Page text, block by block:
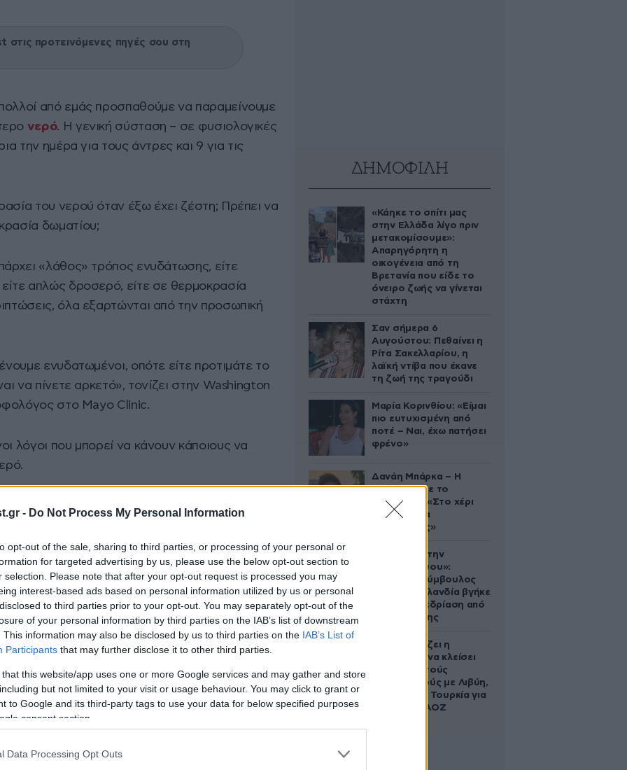
- Do Not Process My Personal Information
opt-out of the sale, sharing to third parties, or processing of your personal or
for targeted advertising by us, please use the below opt-out section to
selection. Please note that after your opt-out request is processed you may
interest-based ads based on personal information utilized by us or personal
to third parties prior to your opt-out. You may separately opt-out of the
of your personal information by third parties on the IAB’s list of downstream
This information may also be disclosed by us to third parties on the IAB’s List of
Participants that may further disclose it to other third parties.
that this website/app uses one or more Google services and may gather and store
but not limited to your visit or usage behaviour. You may click to grant or
to Google and its third-party tags to use your data for below specified purposes
consent section.
Data Processing Opt Outs
στις προτεινόμενες πηγές σου στη
από εμάς προσπαθούμε να παραμείνουμε
νερό. Η γενική σύσταση – σε φυσιολογικές
την ημέρα για τους άντρες και 9 για τις
του νερού όταν έξω έχει ζέστη; Πρέπει να
δωματίου;
«λάθος» τρόπος ενυδάτωσης, είτε
απλώς δροσερό, είτε σε θερμοκρασία
όλα εξαρτώνται από την προσωπική
ενυδατωμένοι, οπότε είτε προτιμάτε το
να πίνετε αρκετό», τονίζει στην Washington
στο Mayo Clinic.
λόγοι που μπορεί να κάνουν κάποιους να
τη θερμοκρασία του νερού;
έχει μελετήσει τη θερμοκρασία του
αναφέρει πως σε μελέτη με τη συμμετοχή
νερό κατά τη διάρκεια μιας ώρας άσκησης
του σώματός τους, σε σύγκριση με
δωματίου.
ΔΗΜΟΦΙΛΗ
«Κάηκε το σπίτι μας
στην Ελλάδα λίγο πριν
μετακομίσουμε»:
Απαρηγόρητη η
οικογένεια από τη
Βρετανία που είδε το
όνειρο ζωής να γίνεται
στάχτη
Σαν σήμερα 6
Αυγούστου: Πεθαίνει η
Ρίτα Σακελλαρίου, η
λαϊκή ντίβα που έκανε
τη ζωή της τραγούδι
Μαρία Κορινθίου: «Είμαι
πιο ευτυχισμένη από
ποτέ – Ναι, έχω πατήσει
φρένο»
Δανάη Μπάρκα – Η
ανάρτηση με το
σάντουιτς: «Στο χέρι
σου είναι να
αδυνατίσεις»
«Βλέπουμε την
μπουγάδα σου»:
Δημοτική σύμβουλος
στη Νέα Ζηλανδία βγήκε
live σε συνεδρίαση από
το μπάνιο της
Πώς σχεδιάζει η
κυβέρνηση να κλείσει
τους ανοιχτούς
λογαριασμούς με Λιβύη,
Αλβανία και Τουρκία για
τη χάραξη ΑΟΖ